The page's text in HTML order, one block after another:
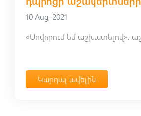
10 Aug, 2021
Կարդալ ավելին